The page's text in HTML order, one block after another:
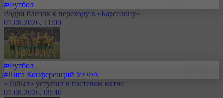
#Футбол
Родри близок к переходу в «Барселону»
07.08.2026, 11:00
#Футбол
#Лига Конференций УЕФА
«Тобыл» уступил в гостевом матче
07.08.2026, 09:40